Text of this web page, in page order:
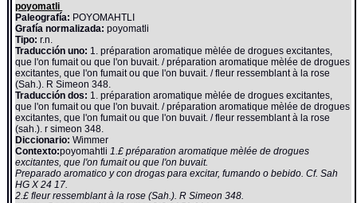
poyomatli
Paleografía: POYOMAHTLI
Grafía normalizada: poyomatli
Tipo: r.n.
Traducción uno: 1. préparation aromatique mèlée de drogues excitantes,
que l'on fumait ou que l'on buvait. / préparation aromatique mèlée de drogues
excitantes, que l'on fumait ou que l'on buvait. / fleur ressemblant à la rose
(Sah.). R Simeon 348.
Traducción dos: 1. préparation aromatique mèlée de drogues excitantes,
que l'on fumait ou que l'on buvait. / préparation aromatique mèlée de drogues
excitantes, que l'on fumait ou que l'on buvait. / fleur ressemblant à la rose
(sah.). r simeon 348.
Diccionario:Wimmer
Contexto:poyomahtli1.£ préparation aromatique mèlée de drogues
excitantes, que l'on fumait ou que l'on buvait.
Preparado aromatico y con drogas para excitar, fumando o bebido. Cf. Sah
HG X 24 17.
2.£ fleur ressemblant à la rose (Sah.). R Simeon 348.